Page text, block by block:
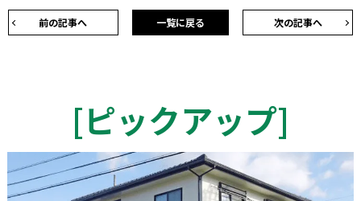
前の記事へ 次の記事へ
一覧に戻る
[ピックアップ]